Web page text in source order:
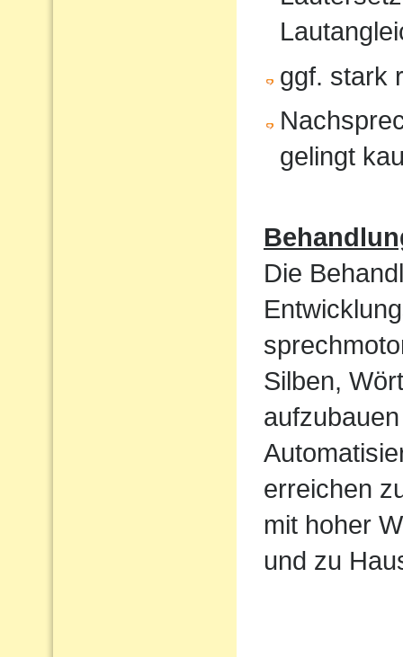
ggf. stark
gelingt
Die
Silben,
erreichen
mit hoher
und zu